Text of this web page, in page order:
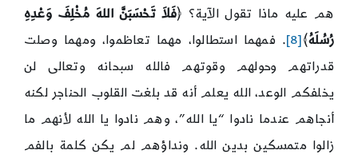
هم عليه ماذا تقول الآية؟ ﴿فَلاَ تَحْسَبَنَّ اللهَ مُخْلِفَ وَعْدِهِ
رُسُلَهُ﴾ [8]
. فمهما استطالوا، مهما تعاظموا، ومهما وصلت
قدراتهم وحولهم وقوتهم فالله سبحانه وتعالى لن
يخلفكم الوعد، الله يعلم أنه قد بلغت القلوب الحناجر لكنه
أنجاهم عندما نادوا “يا الله”، وهم نادوا يا الله لأنهم ما
زالوا متمسكين بدين الله. ونداؤهم لم يكن كلمة بالفم